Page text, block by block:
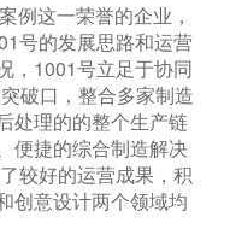
例这一荣誉的企业，
号的发展思路和运营
，1001号立足于协同
破口，整合多家制造
处理的的整个生产链
便捷的综合制造解决
较好的运营成果，积
创意设计两个领域均